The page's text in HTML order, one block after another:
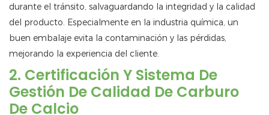
durante el tránsito, salvaguardando la integridad y la calidad
del producto. Especialmente en la industria química, un
buen embalaje evita la contaminación y las pérdidas,
mejorando la experiencia del cliente.
2. Certificación Y Sistema De
Gestión De Calidad De Carburo
De Calcio